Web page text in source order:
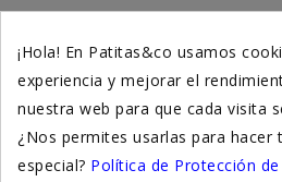
Suplementación natural
Otros
¡Hola! En Patitas&co usamos
experiencia y mejorar el
nuestra web para que cada visita
¿Nos permites usarlas para hacer
especial? Política de Protección